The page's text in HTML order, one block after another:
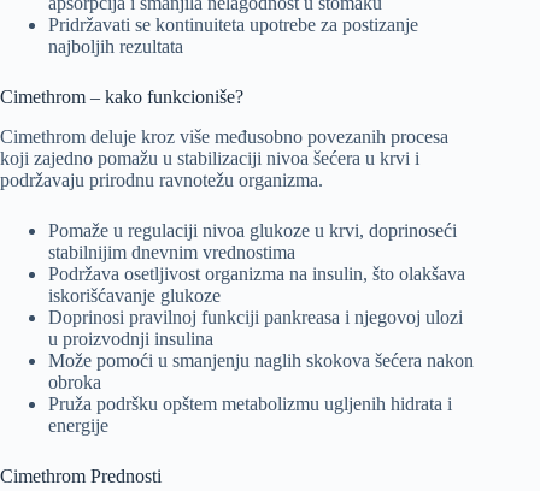
Pridržavati se kontinuiteta upotrebe za postizanje
najboljih rezultata
Cimethrom – kako funkcioniše?
Cimethrom deluje kroz više međusobno povezanih procesa
koji zajedno pomažu u stabilizaciji nivoa šećera u krvi i
podržavaju prirodnu ravnotežu organizma.
Pomaže u regulaciji nivoa glukoze u krvi, doprinoseći
stabilnijim dnevnim vrednostima
Podržava osetljivost organizma na insulin, što olakšava
iskorišćavanje glukoze
Doprinosi pravilnoj funkciji pankreasa i njegovoj ulozi
u proizvodnji insulina
Može pomoći u smanjenju naglih skokova šećera nakon
obroka
Pruža podršku opštem metabolizmu ugljenih hidrata i
energije
Cimethrom Prednosti